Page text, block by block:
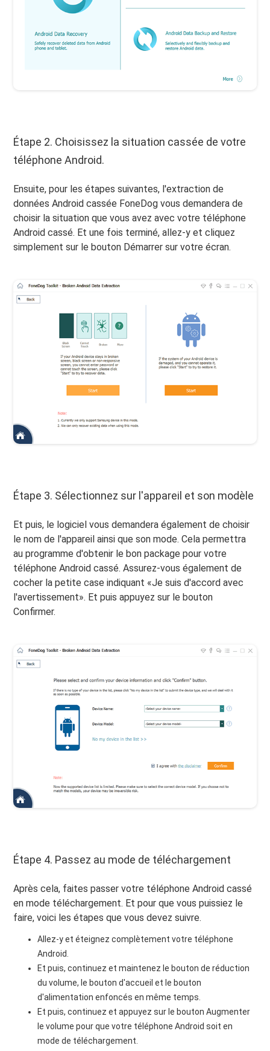
Étape 2. Choisissez la situation cassée de votre
téléphone Android.
Ensuite, pour les étapes suivantes, l'extraction de
données Android cassée FoneDog vous demandera de
choisir la situation que vous avez avec votre téléphone
Android cassé. Et une fois terminé, allez-y et cliquez
simplement sur le bouton Démarrer sur votre écran.
Étape 3. Sélectionnez sur l'appareil et son modèle
Et puis, le logiciel vous demandera également de choisir
le nom de l'appareil ainsi que son mode. Cela permettra
au programme d'obtenir le bon package pour votre
téléphone Android cassé. Assurez-vous également de
cocher la petite case indiquant «Je suis d'accord avec
l'avertissement». Et puis appuyez sur le bouton
Confirmer.
Étape 4. Passez au mode de téléchargement
Après cela, faites passer votre téléphone Android cassé
en mode téléchargement. Et pour que vous puissiez le
faire, voici les étapes que vous devez suivre.
Allez-y et éteignez complètement votre téléphone
Android.
Et puis, continuez et maintenez le bouton de réduction
du volume, le bouton d'accueil et le bouton
d'alimentation enfoncés en même temps.
Et puis, continuez et appuyez sur le bouton Augmenter
le volume pour que votre téléphone Android soit en
mode de téléchargement.